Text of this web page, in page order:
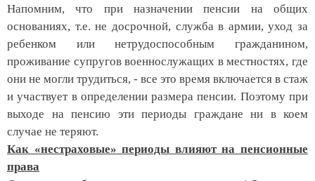
Напомним, что при назначении пенсии на общих
основаниях, т.е. не досрочной, служба в армии, уход за
ребенком или нетрудоспособным гражданином,
проживание супругов военнослужащих в местностях, где
они не могли трудиться, - все это время включается в стаж
и участвует в определении размера пенсии. Поэтому при
выходе на пенсию эти периоды граждане ни в коем
случае не теряют.
Как «нестраховые» периоды влияют на пенсионные
права